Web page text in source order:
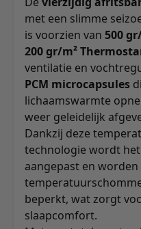
met een slimme
is voorzien van 500
200 gr/m²
ventilatie en
PCM microcapsules
lichaamswarmte
weer geleidelijk
Dankzij deze
technologie wordt
aangepast en worden
beperkt, wat zorgt
slaapcomfort.